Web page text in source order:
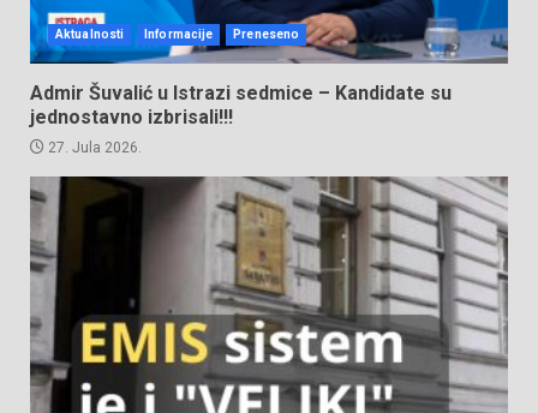
Aktualnosti Informacije Preneseno
Admir Šuvalić u Istrazi sedmice – Kandidate su
jednostavno izbrisali!!!
27. Jula 2026.